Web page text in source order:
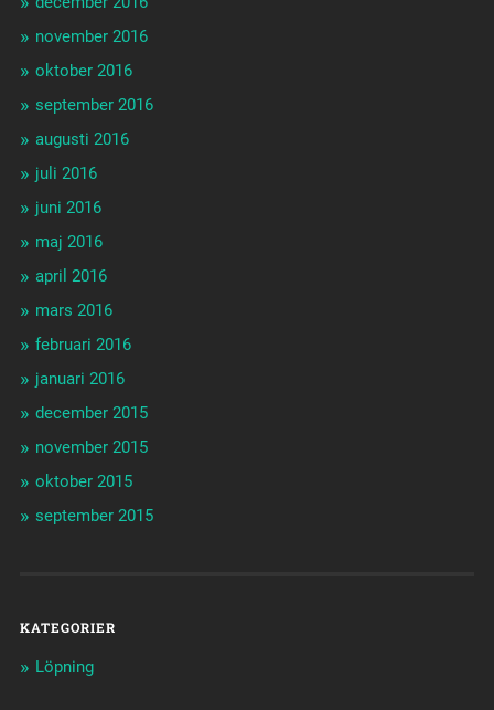
november 2016
oktober 2016
september 2016
augusti 2016
juli 2016
juni 2016
maj 2016
april 2016
mars 2016
februari 2016
januari 2016
december 2015
november 2015
oktober 2015
september 2015
KATEGORIER
Löpning